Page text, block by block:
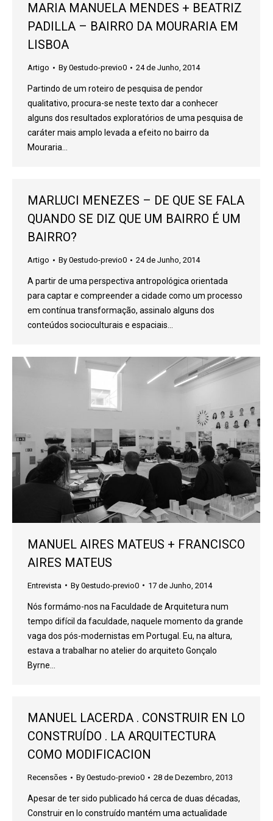
MARIA MANUELA MENDES + BEATRIZ
PADILLA – BAIRRO DA MOURARIA EM
LISBOA
Artigo By 0estudo-previo0 24 de Junho, 2014
Partindo de um roteiro de pesquisa de pendor
qualitativo, procura-se neste texto dar a conhecer
alguns dos resultados exploratórios de uma pesquisa de
caráter mais amplo levada a efeito no bairro da
Mouraria…
MARLUCI MENEZES – DE QUE SE FALA
QUANDO SE DIZ QUE UM BAIRRO É UM
BAIRRO?
Artigo By 0estudo-previo0 24 de Junho, 2014
A partir de uma perspectiva antropológica orientada
para captar e compreender a cidade como um processo
em contínua transformação, assinalo alguns dos
conteúdos socioculturais e espaciais…
MANUEL AIRES MATEUS + FRANCISCO
AIRES MATEUS
Entrevista By 0estudo-previo0 17 de Junho, 2014
Nós formámo-nos na Faculdade de Arquitetura num
tempo difícil da faculdade, naquele momento da grande
vaga dos pós-modernistas em Portugal. Eu, na altura,
estava a trabalhar no atelier do arquiteto Gonçalo
Byrne…
MANUEL LACERDA . CONSTRUIR EN LO
CONSTRUÍDO . LA ARQUITECTURA
COMO MODIFICACION
Recensões By 0estudo-previo0 28 de Dezembro, 2013
Apesar de ter sido publicado há cerca de duas décadas,
Construir en lo construído mantém uma actualidade